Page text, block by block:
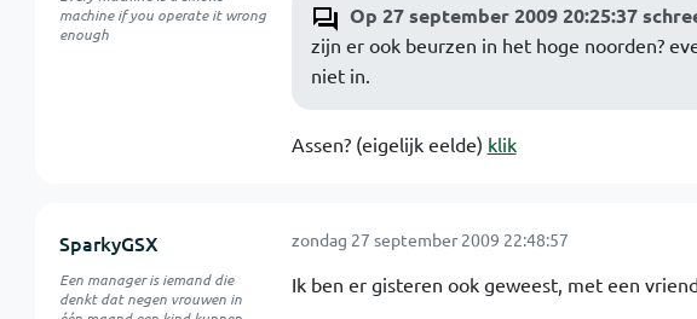
machine if you operate it wrong
enough
Op 27 september 2009 20:25:37
zijn er ook beurzen in het hoge noorden?
niet in.
Assen? (eigelijk eelde) klik
SparkyGSX
Een manager is iemand die
denkt dat negen vrouwen in
zondag 27 september 2009 22:48:57
Ik ben er gisteren ook geweest, met een